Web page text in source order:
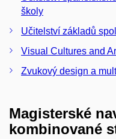
školy
Učitelství základů
Visual Cultures and
Zvukový design a
Magisterské
kombinované